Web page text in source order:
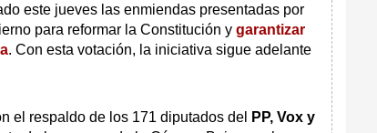
este jueves las enmiendas presentadas por
para reformar la Constitución y garantizar
. Con esta votación, la iniciativa sigue adelante
el respaldo de los 171 diputados del
PP, Vox y